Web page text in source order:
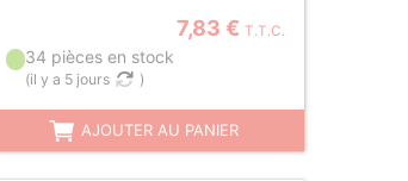
7,83 € T.T.C.
34 pièces en stock
(il y a 5 jours )
AJOUTER AU PANIER